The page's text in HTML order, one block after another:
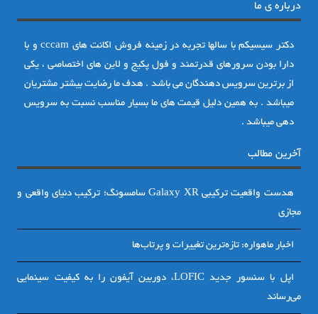
درباره ی ما
دکتر سیسیکم با سالها تجربه در زمینه فروش اکانت های cccam و با
دارا بودن سرورهای قدرتمند و فول پکیج و لاین های اختصاصی ، یکی
از برترین سرویس دهندگان می باشد . هدف ما رضایت بیشتر مشتریان
میباشد . به همین دلیل قیمت های ما بسیار مناسب نسبت به سرویس
دهی میباشد .
آخرین مطالب
هدست واقعیت ترکیبی Galaxy XR سامسونگ؛ ترکیب دنیای واقعی و
مجازی
اخبار ماهواره: تازه‌ترین تغییرات و پرتاب‌ها
اپل با سنسور جدید LOFIC، دوربین آیفون را به کیفیت سینمایی
می‌رساند